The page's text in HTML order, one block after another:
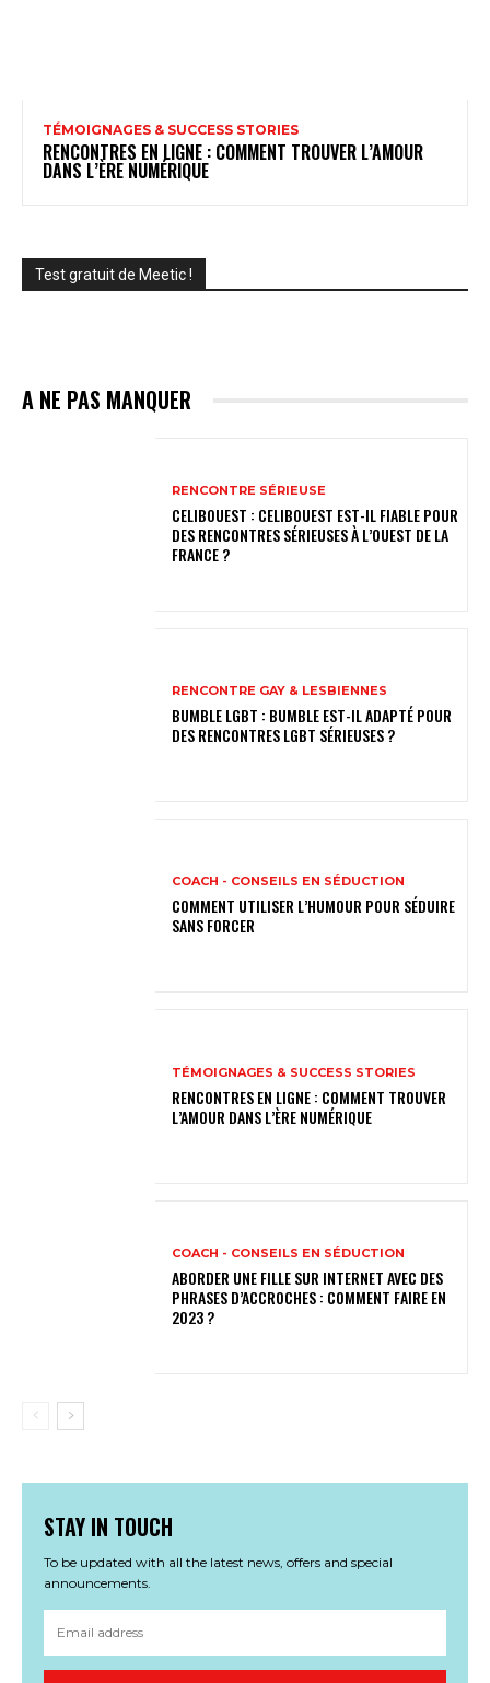
TÉMOIGNAGES & SUCCESS STORIES
RENCONTRES EN LIGNE : COMMENT TROUVER L’AMOUR
DANS L’ÈRE NUMÉRIQUE
Test gratuit de Meetic !
A NE PAS MANQUER
RENCONTRE SÉRIEUSE
CELIBOUEST : CELIBOUEST EST-IL FIABLE POUR
DES RENCONTRES SÉRIEUSES À L’OUEST DE LA
FRANCE ?
RENCONTRE GAY & LESBIENNES
BUMBLE LGBT : BUMBLE EST-IL ADAPTÉ POUR
DES RENCONTRES LGBT SÉRIEUSES ?
COACH - CONSEILS EN SÉDUCTION
COMMENT UTILISER L’HUMOUR POUR SÉDUIRE
SANS FORCER
TÉMOIGNAGES & SUCCESS STORIES
RENCONTRES EN LIGNE : COMMENT TROUVER
L’AMOUR DANS L’ÈRE NUMÉRIQUE
COACH - CONSEILS EN SÉDUCTION
ABORDER UNE FILLE SUR INTERNET AVEC DES
PHRASES D’ACCROCHES : COMMENT FAIRE EN
2023 ?
STAY IN TOUCH
To be updated with all the latest news, offers and special
announcements.